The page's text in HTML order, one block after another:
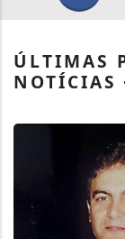
ÚLTIMAS
NOTÍCIAS